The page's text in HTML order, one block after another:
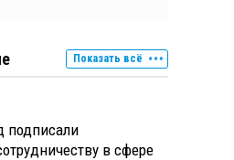
Показать всё
подписали
в сфере